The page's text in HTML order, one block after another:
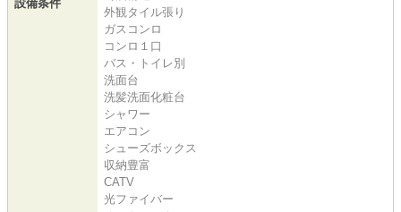
設備条件
外観タイル張り
ガスコンロ
コンロ１口
バス・トイレ別
洗面台
洗髪洗面化粧台
シャワー
エアコン
シューズボックス
収納豊富
CATV
光ファイバー